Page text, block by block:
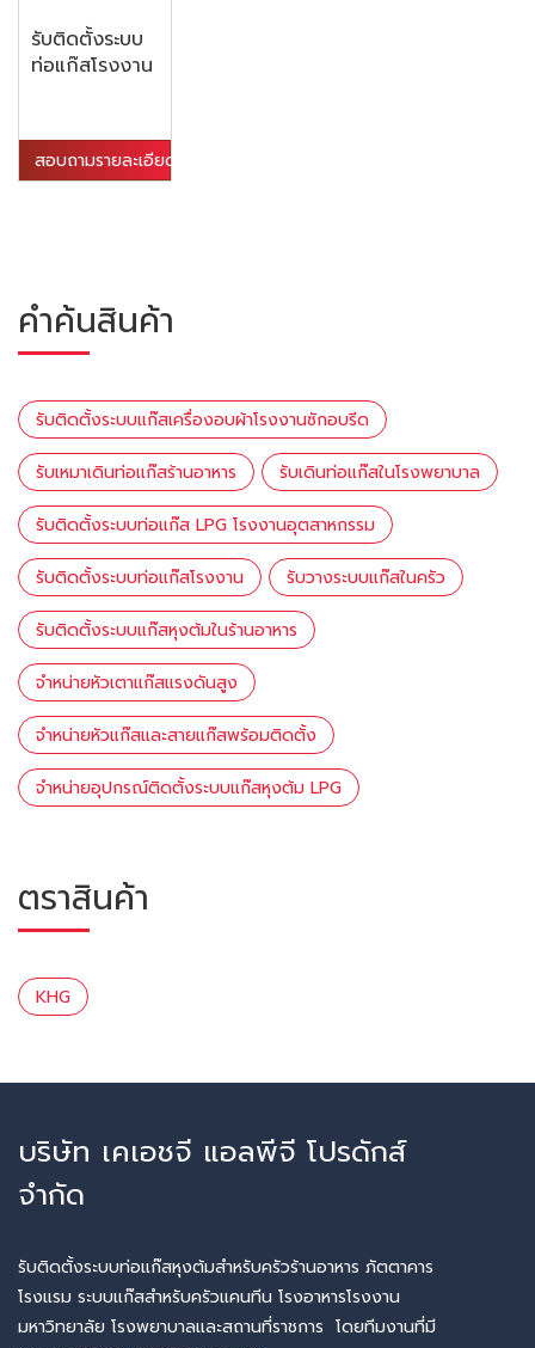
รับติดตั้งระบบ
ท่อแก๊สโรงงาน
สอบถามรายละเอียด
คำค้นสินค้า
รับติดตั้งระบบแก๊สเครื่องอบผ้าโรงงานซักอบรีด
รับเหมาเดินท่อเเก๊สร้านอาหาร รับเดินท่อแก๊สในโรงพยาบาล
รับติดตั้งระบบท่อแก๊ส LPG โรงงานอุตสาหกรรม
รับติดตั้งระบบท่อแก๊สโรงงาน รับวางระบบแก๊สในครัว
รับติดตั้งระบบแก๊สหุงต้มในร้านอาหาร
จำหน่ายหัวเตาแก๊สแรงดันสูง
จำหน่ายหัวแก๊สและสายแก๊สพร้อมติดตั้ง
จำหน่ายอุปกรณ์ติดตั้งระบบแก๊สหุงต้ม LPG
ตราสินค้า
KHG
บริษัท เคเอชจี แอลพีจี โปรดักส์
จำกัด
รับติดตั้งระบบท่อแก๊สหุงต้มสำหรับครัวร้านอาหาร ภัตตาคาร
โรงแรม ระบบแก๊สสำหรับครัวแคนทีน โรงอาหารโรงงาน
มหาวิทยาลัย โรงพยาบาลและสถานที่ราชการ โดยทีมงานที่มี